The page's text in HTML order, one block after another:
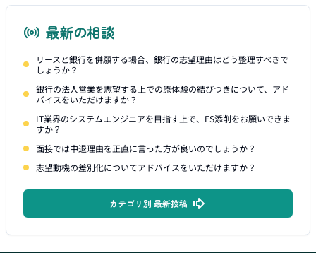
最新の相談
リースと銀行を併願する場合、銀行の志望理由はどう整理すべきで
しょうか？
銀行の法人営業を志望する上での原体験の結びつきについて、アド
バイスをいただけますか？
IT業界のシステムエンジニアを目指す上で、ES添削をお願いできま
すか？
面接では中退理由を正直に言った方が良いのでしょうか？
志望動機の差別化についてアドバイスをいただけますか？
カテゴリ別 最新投稿